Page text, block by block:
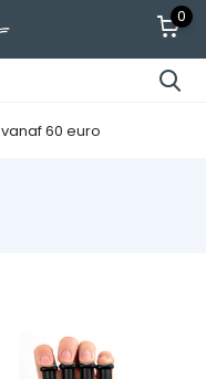
0
vanaf 60 euro